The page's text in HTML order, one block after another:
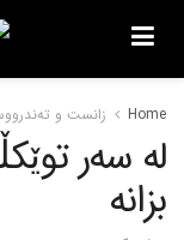
Home زانست و
لە سەر
بزانە